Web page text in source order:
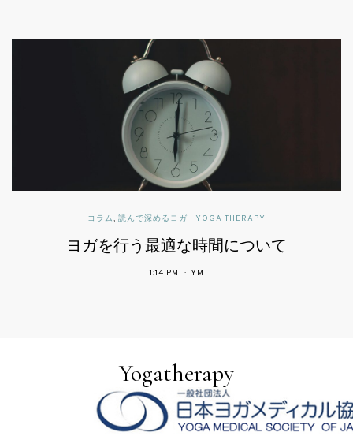
パブリックヘルスに活かすヨガセラピー
患者中心の医療で期待されるヨガ
4:34 PM
Yogatherapy